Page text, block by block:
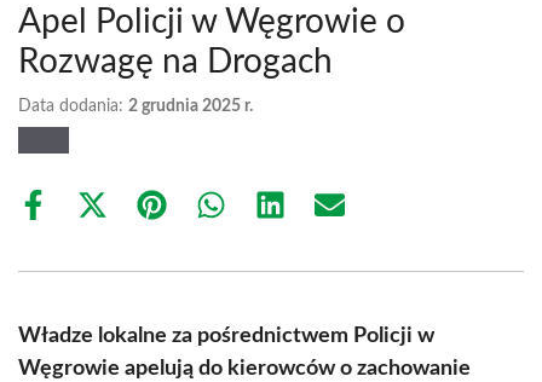
Apel Policji w Węgrowie o
Rozwagę na Drogach
Data dodania: 2 grudnia 2025 r.
Share
Share
(Twitter)
Share Share Share Share
Władze lokalne za pośrednictwem Policji w
Węgrowie apelują do kierowców o zachowanie